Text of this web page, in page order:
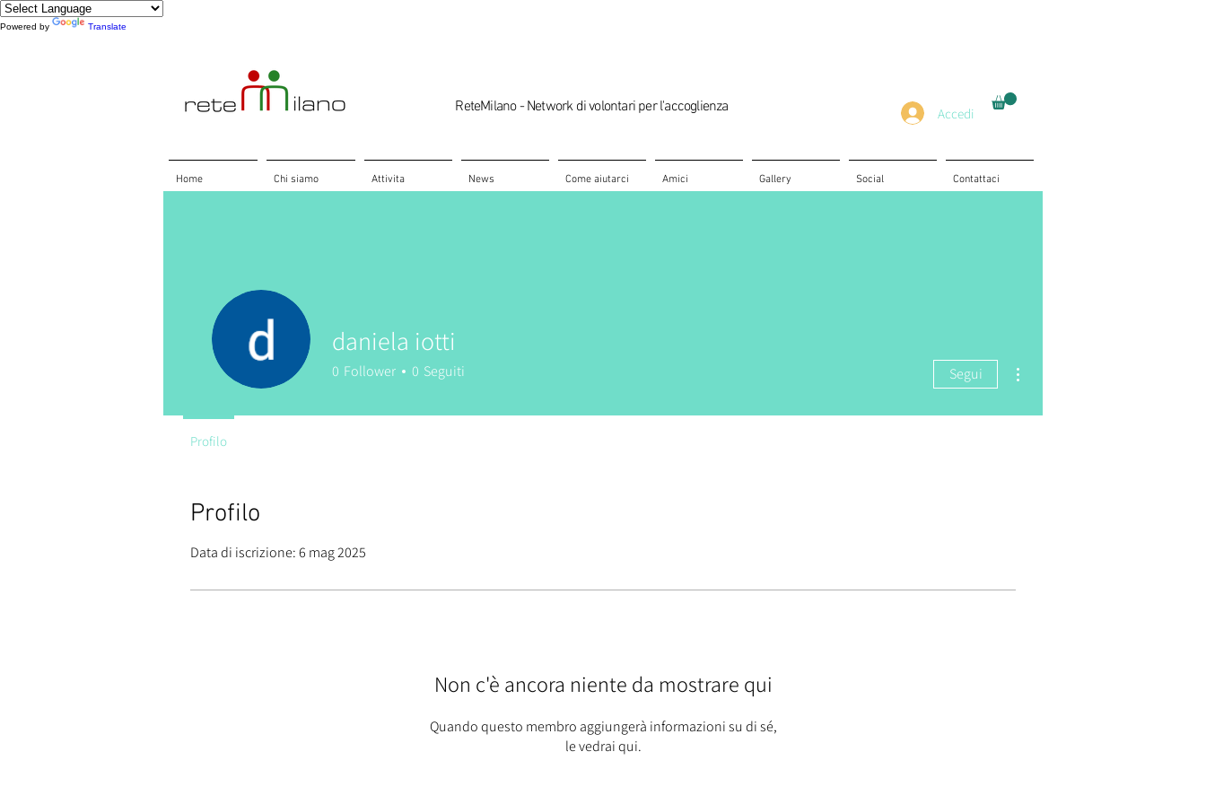
Powered by Translate
ReteMilano - Network di volontari per l'accoglienza Accedi
Home Chi siamo Attivita News Come aiutarci Amici Gallery Social Contattaci
Profilo
Data di iscrizione: 6 mag 2025
Non c'è ancora niente da mostrare qui
Quando questo membro aggiungerà informazioni su di sé,
le vedrai qui.
daniela iotti
0 Follower 0 Seguiti Segui
Profilo